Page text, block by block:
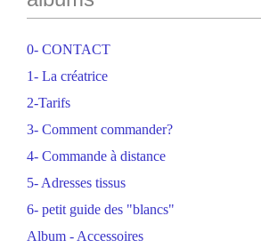
0- CONTACT
1- La créatrice
2-Tarifs
3- Comment commander?
4- Commande à distance
5- Adresses tissus
6- petit guide des "blancs"
Album - Accessoires